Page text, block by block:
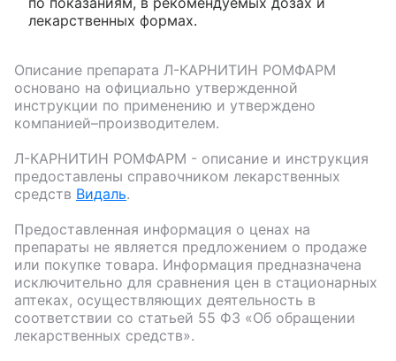
лекарственных формах.
Описание препарата Л-КАРНИТИН РОМФАРМ
основано на официально утвержденной
инструкции по применению и утверждено
компанией–производителем.
Л-КАРНИТИН РОМФАРМ - описание и инструкция
предоставлены справочником лекарственных
средств Видаль.
Предоставленная информация о ценах на
препараты не является предложением о продаже
или покупке товара. Информация предназначена
исключительно для сравнения цен в стационарных
аптеках, осуществляющих деятельность в
соответствии со статьей 55 ФЗ «Об обращении
лекарственных средств».